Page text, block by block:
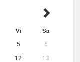
Vi Sa
5
6
12
13